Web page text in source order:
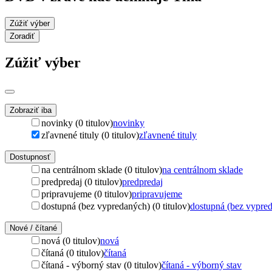
Zúžiť výber
Zoradiť
Zúžiť výber
Zobraziť iba
novinky (0 titulov)novinky
zľavnené tituly (0 titulov)zľavnené tituly
Dostupnosť
na centrálnom sklade (0 titulov)na centrálnom sklade
predpredaj (0 titulov)predpredaj
pripravujeme (0 titulov)pripravujeme
dostupná (bez vypredaných) (0 titulov)dostupná (bez
Nové / čítané
nová (0 titulov)nová
čítaná (0 titulov)čítaná
čítaná - výborný stav (0 titulov)čítaná - výborný stav